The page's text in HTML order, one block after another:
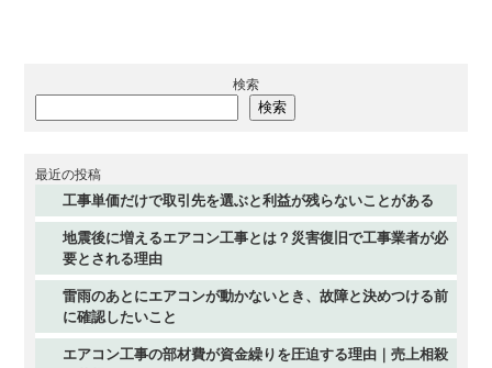
検索
検索
最近の投稿
工事単価だけで取引先を選ぶと利益が残らないことがある
地震後に増えるエアコン工事とは？災害復旧で工事業者が必
要とされる理由
雷雨のあとにエアコンが動かないとき、故障と決めつける前
に確認したいこと
エアコン工事の部材費が資金繰りを圧迫する理由｜売上相殺